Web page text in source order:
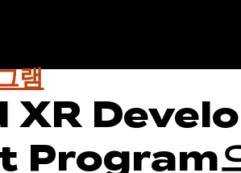
램
XR
으